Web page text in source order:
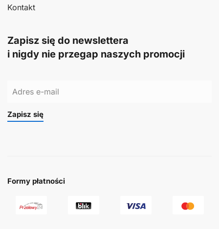
Kontakt
Zapisz się do newslettera
i nigdy nie przegap naszych promocji
Zapisz się
Formy płatności